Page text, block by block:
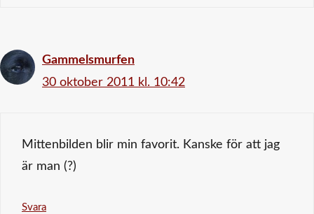
Gammelsmurfen
30 oktober 2011 kl. 10:42
Mittenbilden blir min favorit. Kanske för att jag
är man (?)
Svara